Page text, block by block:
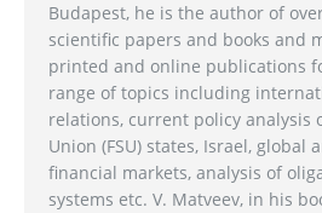
Budapest, he is the author of
scientific papers and books and
printed and online publications
range of topics including
relations, current policy analysis
Union (FSU) states, Israel, global
financial markets, analysis of
systems etc. V. Matveev, in his